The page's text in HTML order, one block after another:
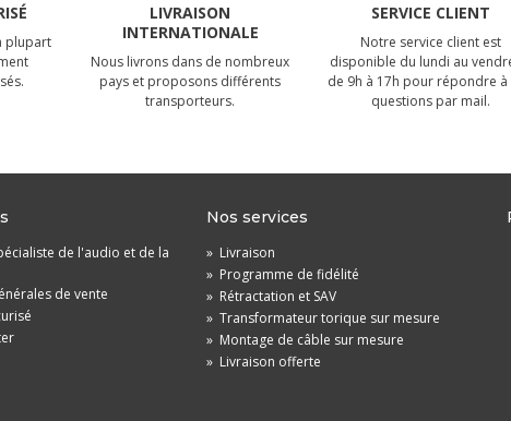
plupart
LIVRAISON
INTERNATIONALE
Nous livrons dans de nombreux
pays et proposons différents
transporteurs.
SERVICE CLIENT
Notre service client est
disponible du lundi au
de 9h à 17h pour répondre à
questions par mail.
de l'audio et de la
de vente
Nos services
» Livraison
» Programme de fidélité
» Rétractation et SAV
» Transformateur torique sur mesure
» Montage de câble sur mesure
» Livraison offerte